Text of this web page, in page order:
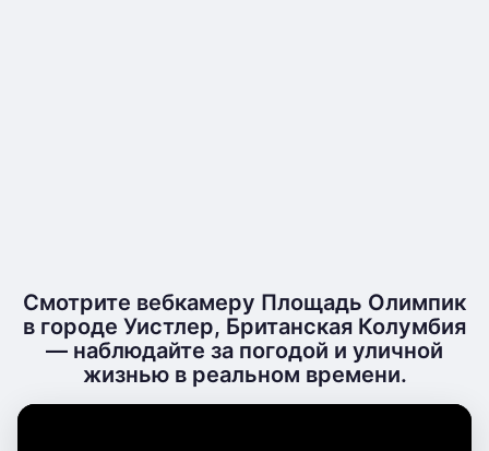
Смотрите вебкамеру Площадь Олимпик
в городе Уистлер, Британская Колумбия
— наблюдайте за погодой и уличной
жизнью в реальном времени.